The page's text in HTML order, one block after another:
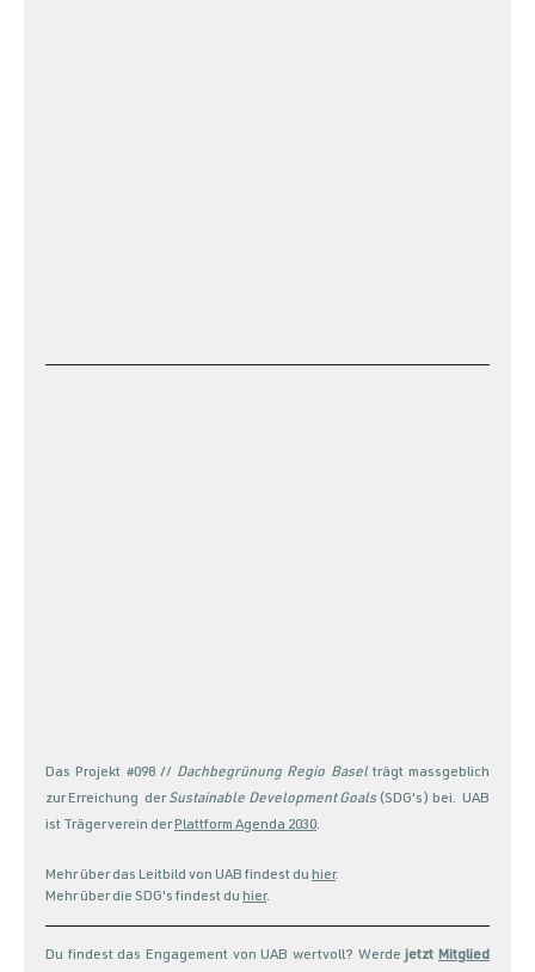
Das Projekt #098 // Dachbegrünung Regio Basel trägt massgeblich
zur Erreichung  der Sustainable Development Goals (SDG's) bei.  UAB
ist Trägerverein der Plattform Agenda 2030.
Mehr über das Leitbild von UAB findest du hier.
Mehr über die SDG's findest du hier.
Du findest das Engagement von UAB wertvoll? Werde jetzt Mitglied